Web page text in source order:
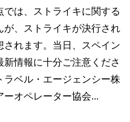
は、ストライキに関する
、ストライキが決行され
れます。当日、スペイン
情報に十分ご注意くださ
ラベル・エージェンシー株
オペレーター協会...